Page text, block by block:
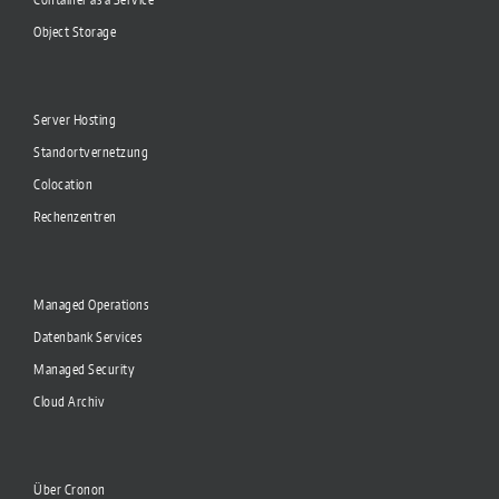
Object Storage
Server Hosting
Standortvernetzung
Colocation
Rechenzentren
Managed Operations
Datenbank Services
Managed Security
Cloud Archiv
Über Cronon